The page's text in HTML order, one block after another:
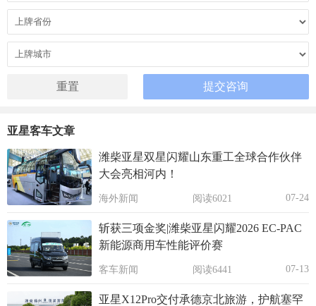
亚星客车文章
潍柴亚星双星闪耀山东重工全球合作伙伴
大会亮相河内！
海外新闻 阅读6021 07-24
斩获三项金奖|潍柴亚星闪耀2026 EC-PAC
新能源商用车性能评价赛
客车新闻 阅读6441 07-13
亚星X12Pro交付承德京北旅游，护航塞罕